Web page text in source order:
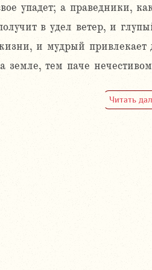
упадет; а праведники,
в удел ветер, и
и мудрый привлекает
земле, тем паче
Читать